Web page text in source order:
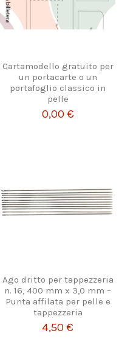
Cartamodello gratuito per
un portacarte o un
portafoglio classico in
pelle
0,00 €
Ago dritto per tappezzeria
n. 16, 400 mm x 3,0 mm –
Punta affilata per pelle e
tappezzeria
4,50 €